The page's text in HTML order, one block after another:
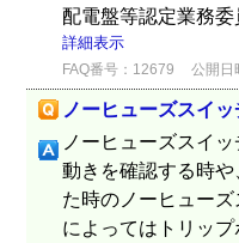
配電盤等認定業務
詳細表示
FAQ番号：12679 公開日
ノーヒューズスイ
ノーヒューズスイ
動きを確認する時
た時のノーヒュー
によってはトリッ